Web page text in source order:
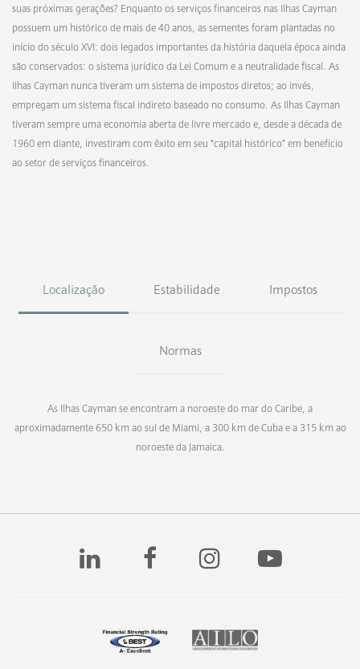
suas próximas gerações? Enquanto os serviços financeiros nas Ilhas Cayman
possuem um histórico de mais de 40 anos, as sementes foram plantadas no
início do século XVI: dois legados importantes da história daquela época ainda
são conservados: o sistema jurídico da Lei Comum e a neutralidade fiscal. As
Ilhas Cayman nunca tiveram um sistema de impostos diretos; ao invés,
empregam um sistema fiscal indireto baseado no consumo. As Ilhas Cayman
tiveram sempre uma economia aberta de livre mercado e, desde a década de
1960 em diante, investiram com êxito em seu “capital histórico” em benefício
ao setor de serviços financeiros.
Localização Estabilidade Impostos
Normas
As Ilhas Cayman se encontram a noroeste do mar do Caribe, a
aproximadamente 650 km ao sul de Miami, a 300 km de Cuba e a 315 km ao
noroeste da Jamaica.